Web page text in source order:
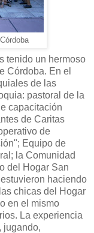
tenido un hermoso
Córdoba. En el
de las
pastoral de la
capacitación
de Caritas
de
Equipo de
la Comunidad
del Hogar San
haciendo
chicas del Hogar
en el mismo
La experiencia
jugando,